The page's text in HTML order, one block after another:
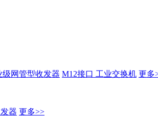
级网管型收发器 M12接口 工业交换机 更多
器 更多>>